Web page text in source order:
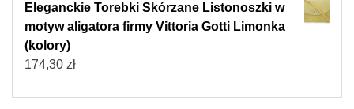
Eleganckie Torebki Skórzane Listonoszki w
motyw aligatora firmy Vittoria Gotti Limonka
(kolory)
174,30 zł